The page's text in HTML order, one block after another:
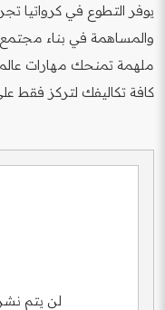
يوفر التطوع في كرواتيا
والمساهمة في بناء مجتمع
ملهمة تمنحك مهارات
كافة تكاليفك لتركز فقط
لن يتم